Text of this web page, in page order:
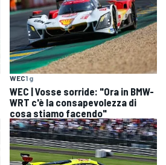
WEC1 g
WEC | Vosse sorride: "Ora in BMW-
WRT c'è la consapevolezza di
cosa stiamo facendo"